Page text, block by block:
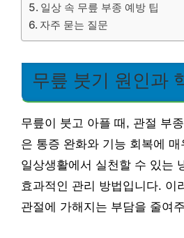
일상 속 무릎 부종 예방 팁
자주 묻는 질문
무릎 붓기 원인과
무릎이 붓고 아플 때, 관절 부
은 통증 완화와 기능 회복에 매
일상생활에서 실천할 수 있는
효과적인 관리 방법입니다. 이
관절에 가해지는 부담을 줄여